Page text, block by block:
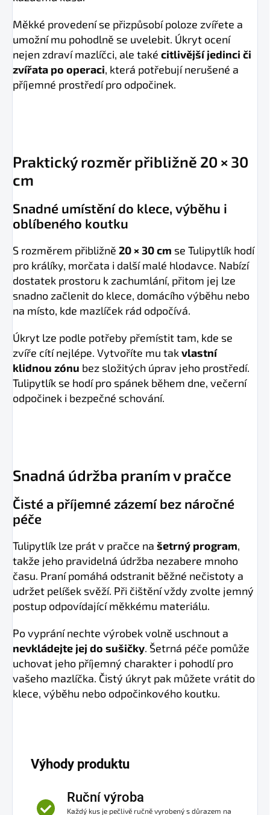
Měkké provedení se přizpůsobí poloze zvířete a
umožní mu pohodlně se uvelebit. Úkryt ocení
nejen zdraví mazlíčci, ale také citlivější jedinci či
zvířata po operaci, která potřebují nerušené a
příjemné prostředí pro odpočinek.
Praktický rozměr přibližně 20 × 30
cm
Snadné umístění do klece, výběhu i
oblíbeného koutku
S rozměrem přibližně 20 × 30 cm se Tulipytlík hodí
pro králíky, morčata i další malé hlodavce. Nabízí
dostatek prostoru k zachumlání, přitom jej lze
snadno začlenit do klece, domácího výběhu nebo
na místo, kde mazlíček rád odpočívá.
Úkryt lze podle potřeby přemístit tam, kde se
zvíře cítí nejlépe. Vytvoříte mu takvlastní
klidnou zónu bez složitých úprav jeho prostředí.
Tulipytlík se hodí pro spánek během dne, večerní
odpočinek i bezpečné schování.
Snadná údržba praním v pračce
Čisté a příjemné zázemí bez náročné
péče
Tulipytlík lze prát v pračce na šetrný program,
takže jeho pravidelná údržba nezabere mnoho
času. Praní pomáhá odstranit běžné nečistoty a
udržet pelíšek svěží. Při čištění vždy zvolte jemný
postup odpovídající měkkému materiálu.
Po vyprání nechte výrobek volně uschnout a
nevkládejte jej do sušičky. Šetrná péče pomůže
uchovat jeho příjemný charakter i pohodlí pro
vašeho mazlíčka. Čistý úkryt pak můžete vrátit do
klece, výběhu nebo odpočinkového koutku.
Výhody produktu
Ruční výroba
Každý kus je pečlivě ručně vyrobený s důrazem na